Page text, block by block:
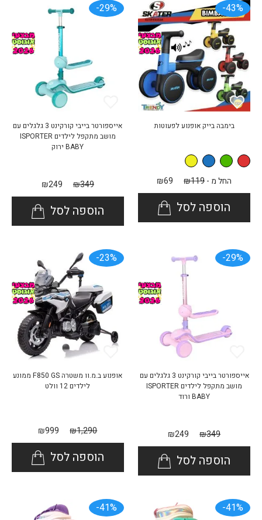
43%-
בימבה בייק אופנוע לפעוטות
החל מ - ₪119
₪69
הוספה לסל
29%-
אייספורטר בייבי קורקינט 3 גלגלים עם
מושב מתקפל לילדים ISPORTER
BABY ירוק
₪349
₪249
הוספה לסל
29%-
אייספורטר בייבי קורקינט 3 גלגלים עם
מושב מתקפל לילדים ISPORTER
BABY ורוד
₪349
₪249
הוספה לסל
23%-
אופנוע ב.מ.וו משטרה F850 GS ממונע
לילדים 12 וולט
₪1,290
₪999
הוספה לסל
41%-
41%-